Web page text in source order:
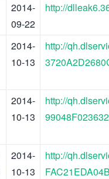
2014-
09-22
http://
2014-
10-13
http://
2014-
10-13
http://
2014-
10-13
http://